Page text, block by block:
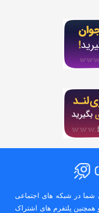
شما در شبکه های اجتماعی
و همچنین پلتفرم های اشتراک